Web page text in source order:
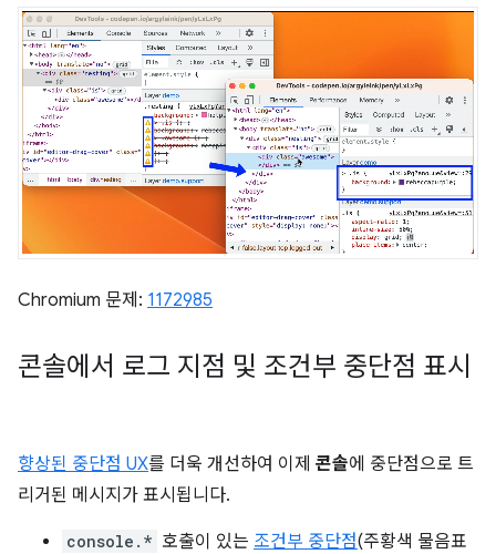
Chromium 문제: 1172985
콘솔에서 로그 지점 및 조건부 중단점 표시
향상된 중단점 UX를 더욱 개선하여 이제 콘솔에 중단점으로 트
리거된 메시지가 표시됩니다.
console.* 호출이 있는 조건부 중단점(주황색 물음표